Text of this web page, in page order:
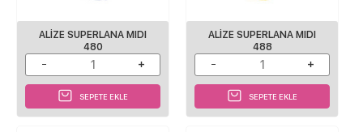
ALİZE SUPERLANA MIDI
480
SEPETE EKLE
ALİZE SUPERLANA MIDI
488
SEPETE EKLE